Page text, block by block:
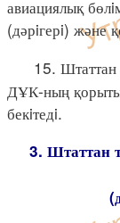
авиациялық
(дәрiгерi) және
15. Штаттан
ДҰК-ның
бекiтедi.
3. Штаттан